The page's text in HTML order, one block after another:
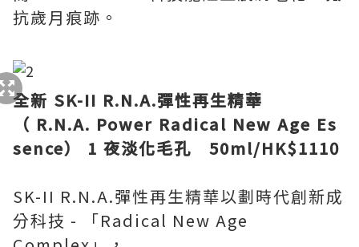
抗歲月痕跡。
全新 SK-II R.N.A.彈性再生精華
（ R.N.A. Power Radical New Age Es
sence） 1 夜淡化毛孔 50ml/HK$1110
SK-II R.N.A.彈性再生精華以劃時代創新成
分科技 - 「Radical New Age